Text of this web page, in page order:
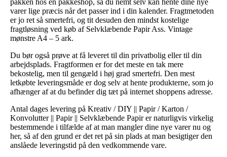
varer lige præcis når det passer ind i din kalender. Fragtmetoden
er jo ret så smertefri, og tit desuden den mindst kostelige
fragtløsning ved køb af Selvklæbende Papir Ass. Vintage
mønstre A4 – 5 ark.
Du bør også prøve at få leveret til din privatbolig eller til din
arbejdsplads. Fragtformen er for det meste en tak mere
bekostelig, men til gengæld i høj grad smertefri. Den mest
letkøbte leveringsmåde er dog selv at hente produkterne, som jo
afhænger af at du befinder dig tæt på internet shoppens adresse.
Antal dages levering på Kreativ / DIY || Papir / Karton /
Konvolutter || Papir || Selvklæbende Papir er naturligvis virkelig
bestemmende i tilfælde af at man mangler dine nye varer nu og
her, så af den grund er det ret på sin plads at man besigtiger den
anslåede leveringstid på den vedkommende vare.